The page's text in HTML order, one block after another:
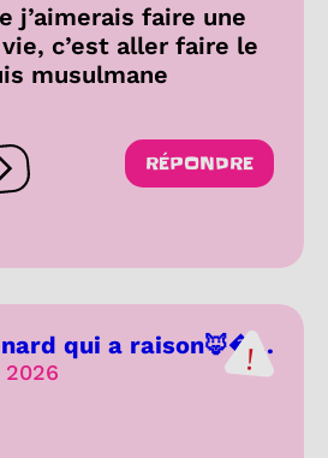
j’aimerais faire une
c’est aller faire le
musulmane
Ouvrir les réactions
RÉPONDRE
qui a raison🦊...